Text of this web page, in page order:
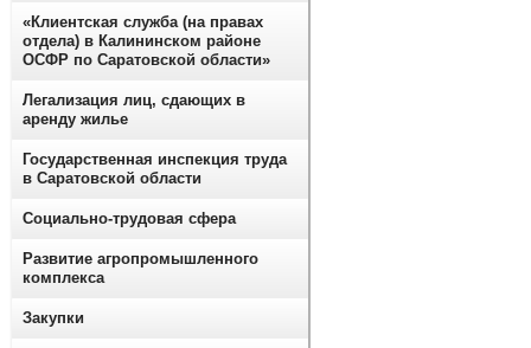
«Клиентская служба (на правах
отдела) в Калининском районе
ОСФР по Саратовской области»
Легализация лиц, сдающих в
аренду жилье
Государственная инспекция труда
в Саратовской области
Социально-трудовая сфера
Развитие агропромышленного
комплекса
Закупки